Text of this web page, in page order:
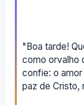
"Boa tarde!
como orvalho
confie: o
paz de Cristo,